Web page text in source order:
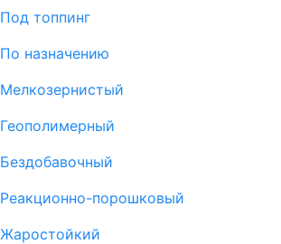
Под топпинг
По назначению
Мелкозернистый
Геополимерный
Бездобавочный
Реакционно-порошковый
Жаростойкий